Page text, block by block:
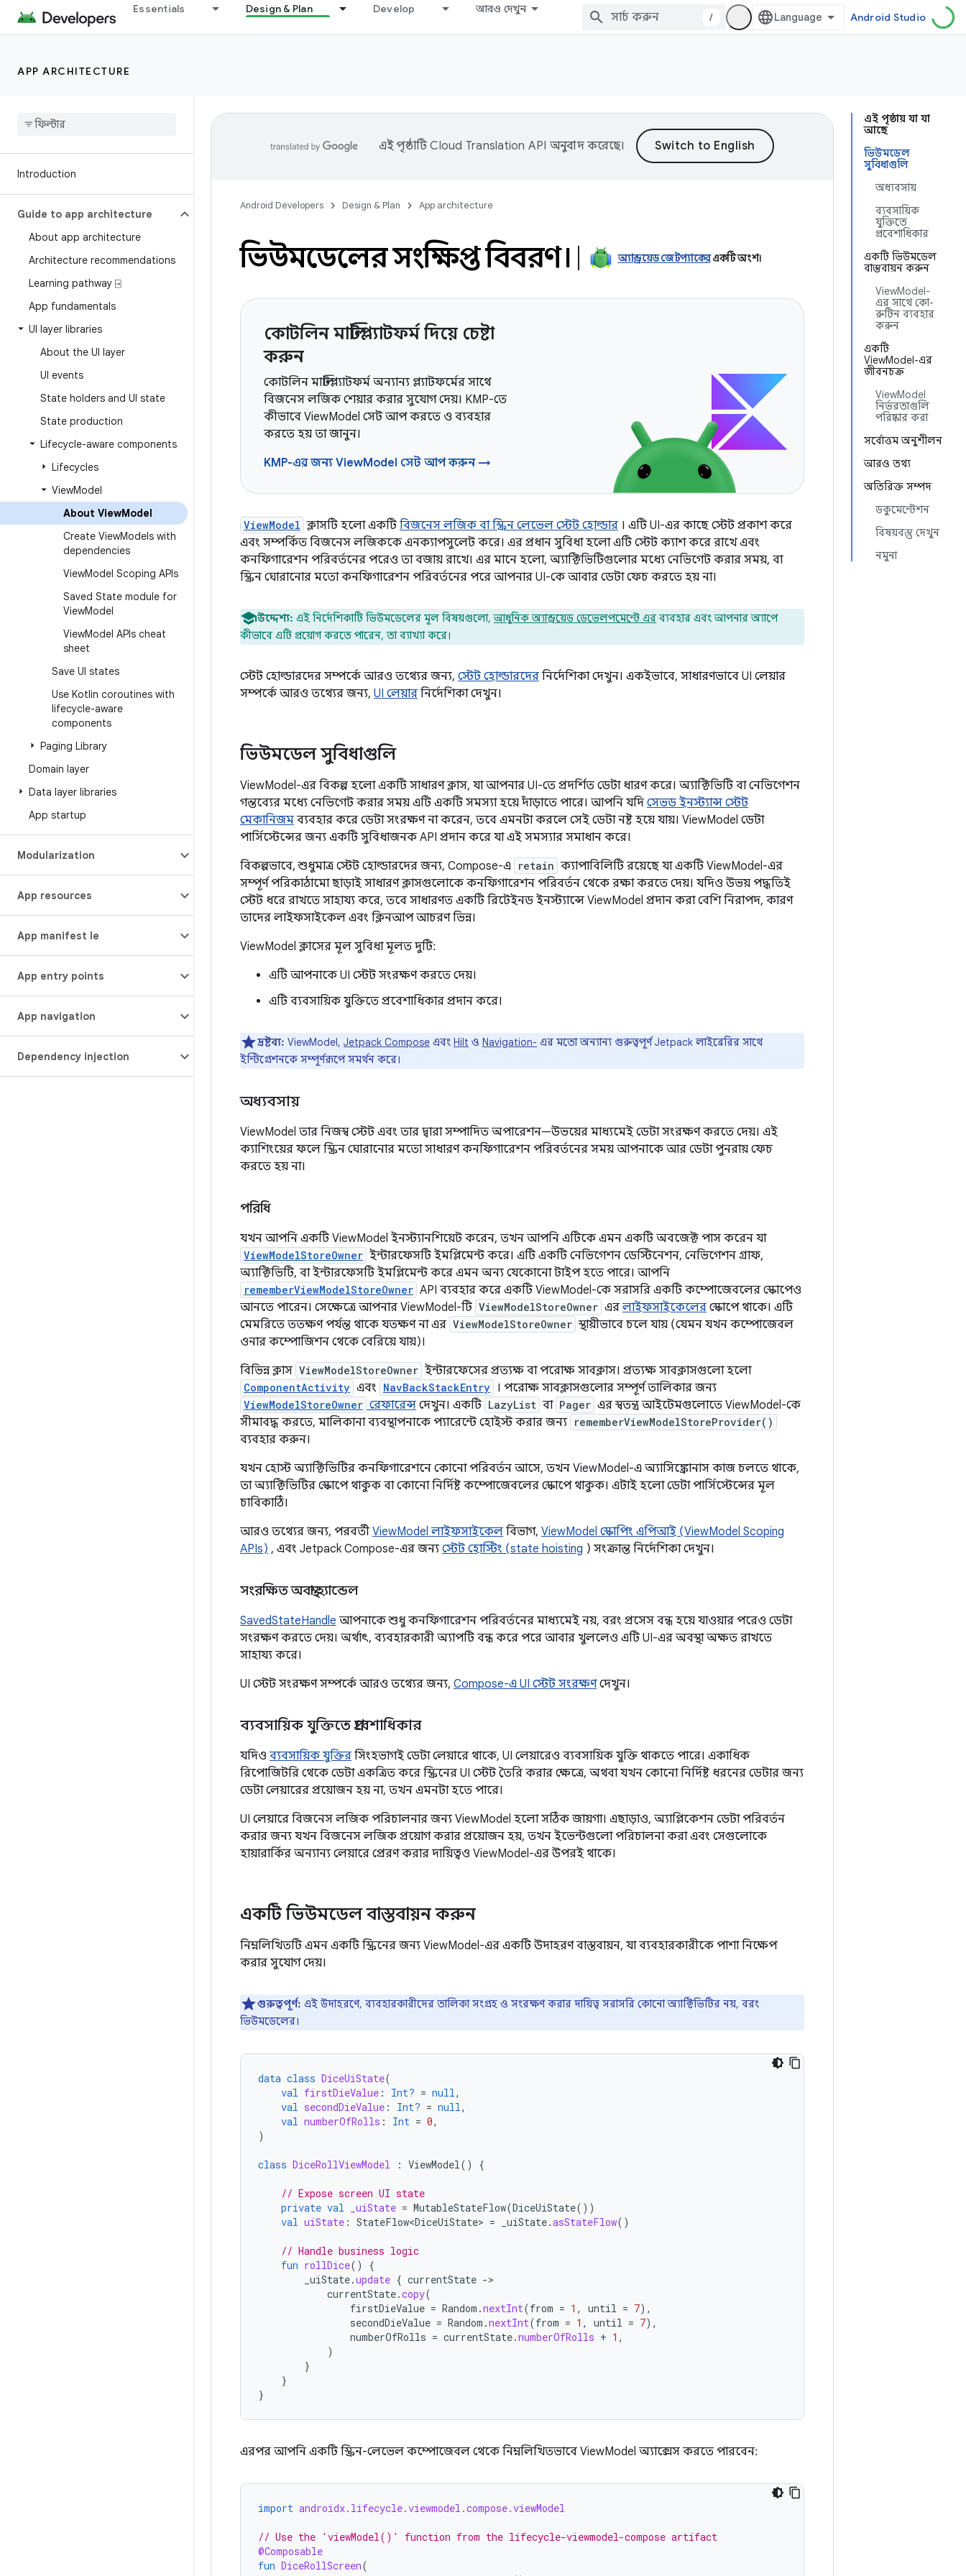
Essentials Design & Plan Develop আরও দেখুন
/ Android Studio
APP ARCHITECTURE
Introduction
Guide to app architecture
About app architecture
Architecture recommendations
Learning pathway ⍈
App fundamentals
UI layer libraries
About the UI layer
UI events
State holders and UI state
State production
Lifecycle-aware components
Lifecycles
ViewModel
About ViewModel
Create ViewModels with
dependencies
ViewModel Scoping APIs
Saved State module for
ViewModel
ViewModel APIs cheat
sheet
Save UI states
Use Kotlin coroutines with
lifecycle-aware
components
Paging Library
Domain layer
Data layer libraries
App startup
Modularization
App resources
App manifest file
App entry points
App navigation
Dependency injection
এই পৃষ্ঠায় যা যা
আছে
ভিউমডেল
সুবিধাগুলি
অধ্যবসায়
ব্যবসায়িক
যুক্তিতে
প্রবেশাধিকার
একটি ভিউমডেল
বাস্তবায়ন করুন
ViewModel-
এর সাথে কো-
রুটিন ব্যবহার
করুন
একটি
ViewModel-এর
জীবনচক্র
ViewModel
নির্ভরতাগুলি
পরিষ্কার করা
সর্বোত্তম অনুশীলন
আরও তথ্য
অতিরিক্ত সম্পদ
ডকুমেন্টেশন
বিষয়বস্তু দেখুন
নমুনা
এই পৃষ্ঠাটিCloud Translation API অনুবাদ করেছে।
Android Developers Design & Plan App architecture
ভিউমডেলের সংক্ষিপ্ত বিবরণ। অ্যান্ড্রয়েড জেটপ্যাকেরএকটি অংশ।
কোটলিন মাল্টিপ্ল্যাটফর্ম দিয়ে চেষ্টা
করুন
কোটলিন মাল্টিপ্ল্যাটফর্ম অন্যান্য প্ল্যাটফর্মের সাথে
বিজনেস লজিক শেয়ার করার সুযোগ দেয়। KMP-তে
কীভাবে ViewModel সেট আপ করতে ও ব্যবহার
করতে হয় তা জানুন।
KMP-এর জন্য ViewModel সেট আপ করুন →
ViewModel ক্লাসটি হলো একটি বিজনেস লজিক বা স্ক্রিন লেভেল স্টেট হোল্ডার । এটি UI-এর কাছে স্টেট প্রকাশ করে
এবং সম্পর্কিত বিজনেস লজিককে এনক্যাপসুলেট করে। এর প্রধান সুবিধা হলো এটি স্টেট ক্যাশ করে রাখে এবং
কনফিগারেশন পরিবর্তনের পরেও তা বজায় রাখে। এর মানে হলো, অ্যাক্টিভিটিগুলোর মধ্যে নেভিগেট করার সময়, বা
স্ক্রিন ঘোরানোর মতো কনফিগারেশন পরিবর্তনের পরে আপনার UI-কে আবার ডেটা ফেচ করতে হয় না।
উদ্দেশ্য: এই নির্দেশিকাটি ভিউমডেলের মূল বিষয়গুলো,আধুনিক অ্যান্ড্রয়েড ডেভেলপমেন্টে এর ব্যবহার এবং আপনার অ্যাপে
কীভাবে এটি প্রয়োগ করতে পারেন, তা ব্যাখ্যা করে।
স্টেট হোল্ডারদের সম্পর্কে আরও তথ্যের জন্য, স্টেট হোল্ডারদের নির্দেশিকা দেখুন। একইভাবে, সাধারণভাবে UI লেয়ার
সম্পর্কে আরও তথ্যের জন্য, UI লেয়ার নির্দেশিকা দেখুন।
ভিউমডেল সুবিধাগুলি
ViewModel-এর বিকল্প হলো একটি সাধারণ ক্লাস, যা আপনার UI-তে প্রদর্শিত ডেটা ধারণ করে। অ্যাক্টিভিটি বা নেভিগেশন
গন্তব্যের মধ্যে নেভিগেট করার সময় এটি একটি সমস্যা হয়ে দাঁড়াতে পারে। আপনি যদি সেভড ইনস্ট্যান্স স্টেট
মেকানিজম ব্যবহার করে ডেটা সংরক্ষণ না করেন, তবে এমনটা করলে সেই ডেটা নষ্ট হয়ে যায়। ViewModel ডেটা
পার্সিস্টেন্সের জন্য একটি সুবিধাজনক API প্রদান করে যা এই সমস্যার সমাধান করে।
বিকল্পভাবে, শুধুমাত্র স্টেট হোল্ডারদের জন্য, Compose-এ retain ক্যাপাবিলিটি রয়েছে যা একটি ViewModel-এর
সম্পূর্ণ পরিকাঠামো ছাড়াই সাধারণ ক্লাসগুলোকে কনফিগারেশন পরিবর্তন থেকে রক্ষা করতে দেয়। যদিও উভয় পদ্ধতিই
স্টেট ধরে রাখতে সাহায্য করে, তবে সাধারণত একটি রিটেইনড ইনস্ট্যান্সে ViewModel প্রদান করা বেশি নিরাপদ, কারণ
তাদের লাইফসাইকেল এবং ক্লিনআপ আচরণ ভিন্ন।
ViewModel ক্লাসের মূল সুবিধা মূলত দুটি:
এটি আপনাকে UI স্টেট সংরক্ষণ করতে দেয়।
এটি ব্যবসায়িক যুক্তিতে প্রবেশাধিকার প্রদান করে।
দ্রষ্টব্য: ViewModel, Jetpack Compose এবং Hilt ও Navigation- এর মতো অন্যান্য গুরুত্বপূর্ণ Jetpack লাইব্রেরির সাথে
ইন্টিগ্রেশনকে সম্পূর্ণরূপে সমর্থন করে।
অধ্যবসায়
ViewModel তার নিজস্ব স্টেট এবং তার দ্বারা সম্পাদিত অপারেশন—উভয়ের মাধ্যমেই ডেটা সংরক্ষণ করতে দেয়। এই
ক্যাশিংয়ের ফলে স্ক্রিন ঘোরানোর মতো সাধারণ কনফিগারেশন পরিবর্তনের সময় আপনাকে আর ডেটা পুনরায় ফেচ
করতে হয় না।
পরিধি
যখন আপনি একটি ViewModel ইনস্ট্যানশিয়েট করেন, তখন আপনি এটিকে এমন একটি অবজেক্ট পাস করেন যা
ViewModelStoreOwner ইন্টারফেসটি ইমপ্লিমেন্ট করে। এটি একটি নেভিগেশন ডেস্টিনেশন, নেভিগেশন গ্রাফ,
অ্যাক্টিভিটি, বা ইন্টারফেসটি ইমপ্লিমেন্ট করে এমন অন্য যেকোনো টাইপ হতে পারে। আপনি
rememberViewModelStoreOwner API ব্যবহার করে একটি ViewModel-কে সরাসরি একটি কম্পোজেবলের স্কোপেও
আনতে পারেন। সেক্ষেত্রে আপনার ViewModel-টি ViewModelStoreOwner এর লাইফসাইকেলের স্কোপে থাকে। এটি
মেমরিতে ততক্ষণ পর্যন্ত থাকে যতক্ষণ না এর ViewModelStoreOwner স্থায়ীভাবে চলে যায় (যেমন যখন কম্পোজেবল
ওনার কম্পোজিশন থেকে বেরিয়ে যায়)।
বিভিন্ন ক্লাস ViewModelStoreOwner ইন্টারফেসের প্রত্যক্ষ বা পরোক্ষ সাবক্লাস। প্রত্যক্ষ সাবক্লাসগুলো হলো
ComponentActivity এবং NavBackStackEntry । পরোক্ষ সাবক্লাসগুলোর সম্পূর্ণ তালিকার জন্য
ViewModelStoreOwner রেফারেন্স দেখুন। একটি LazyList বা Pager এর স্বতন্ত্র আইটেমগুলোতে ViewModel-কে
সীমাবদ্ধ করতে, মালিকানা ব্যবস্থাপনাকে প্যারেন্টে হোইস্ট করার জন্য rememberViewModelStoreProvider()
ব্যবহার করুন।
যখন হোস্ট অ্যাক্টিভিটির কনফিগারেশনে কোনো পরিবর্তন আসে, তখন ViewModel-এ অ্যাসিঙ্ক্রোনাস কাজ চলতে থাকে,
তা অ্যাক্টিভিটির স্কোপে থাকুক বা কোনো নির্দিষ্ট কম্পোজেবলের স্কোপে থাকুক। এটাই হলো ডেটা পার্সিস্টেন্সের মূল
চাবিকাঠি।
আরও তথ্যের জন্য, পরবর্তী ViewModel লাইফসাইকেল বিভাগ, ViewModel স্কোপিং এপিআই (ViewModel Scoping
APIs) , এবং Jetpack Compose-এর জন্য স্টেট হোস্টিং (state hoisting ) সংক্রান্ত নির্দেশিকা দেখুন।
সংরক্ষিত অবস্থা হ্যান্ডেল
SavedStateHandle আপনাকে শুধু কনফিগারেশন পরিবর্তনের মাধ্যমেই নয়, বরং প্রসেস বন্ধ হয়ে যাওয়ার পরেও ডেটা
সংরক্ষণ করতে দেয়। অর্থাৎ, ব্যবহারকারী অ্যাপটি বন্ধ করে পরে আবার খুললেও এটি UI-এর অবস্থা অক্ষত রাখতে
সাহায্য করে।
UI স্টেট সংরক্ষণ সম্পর্কে আরও তথ্যের জন্য, Compose-এ UI স্টেট সংরক্ষণদেখুন।
ব্যবসায়িক যুক্তিতে প্রবেশাধিকার
যদিও ব্যবসায়িক যুক্তির সিংহভাগই ডেটা লেয়ারে থাকে, UI লেয়ারেও ব্যবসায়িক যুক্তি থাকতে পারে। একাধিক
রিপোজিটরি থেকে ডেটা একত্রিত করে স্ক্রিনের UI স্টেট তৈরি করার ক্ষেত্রে, অথবা যখন কোনো নির্দিষ্ট ধরনের ডেটার জন্য
ডেটা লেয়ারের প্রয়োজন হয় না, তখন এমনটা হতে পারে।
UI লেয়ারে বিজনেস লজিক পরিচালনার জন্য ViewModel হলো সঠিক জায়গা। এছাড়াও, অ্যাপ্লিকেশন ডেটা পরিবর্তন
করার জন্য যখন বিজনেস লজিক প্রয়োগ করার প্রয়োজন হয়, তখন ইভেন্টগুলো পরিচালনা করা এবং সেগুলোকে
হায়ারার্কির অন্যান্য লেয়ারে প্রেরণ করার দায়িত্বও ViewModel-এর উপরই থাকে।
একটি ভিউমডেল বাস্তবায়ন করুন
নিম্নলিখিতটি এমন একটি স্ক্রিনের জন্য ViewModel-এর একটি উদাহরণ বাস্তবায়ন, যা ব্যবহারকারীকে পাশা নিক্ষেপ
করার সুযোগ দেয়।
গুরুত্বপূর্ণ: এই উদাহরণে, ব্যবহারকারীদের তালিকা সংগ্রহ ও সংরক্ষণ করার দায়িত্ব সরাসরি কোনো অ্যাক্টিভিটির নয়, বরং
ভিউমডেলের।
data class DiceUiState(
val firstDieValue : Int? = null,
val secondDieValue : Int? = null,
val numberOfRolls : Int = 0,
)
class DiceRollViewModel : ViewModel() {
// Expose screen UI state
private val _uiState = MutableStateFlow(DiceUiState())
val uiState : StateFlow<DiceUiState> = _uiState.asStateFlow()
// Handle business logic
fun rollDice()
{
_uiState.update { currentState -
currentState.copy(
firstDieValue = Random .nextInt(from = 1 , until = 7),
secondDieValue = Random .nextInt(from = 1 , until = 7),
numberOfRolls = currentState.numberOfRolls + 1 ,
)
}
}
}
এরপর আপনি একটি স্ক্রিন-লেভেল কম্পোজেবল থেকে নিম্নলিখিতভাবে ViewModel অ্যাক্সেস করতে পারবেন:
import androidx.lifecycle.viewmodel.compose.viewModel
// Use the 'viewModel()' function from the lifecycle-viewmodel-compose artifact
@Composable
fun DiceRollScreen(